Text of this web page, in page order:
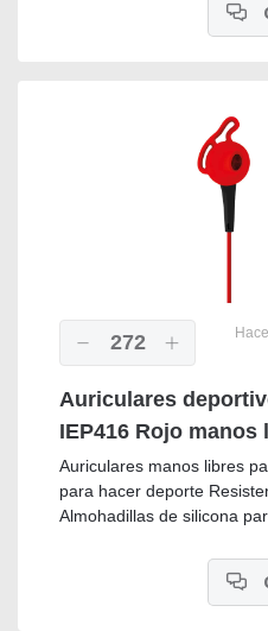
272
Auriculares
IEP416 Rojo manos
Auriculares manos libres
para hacer deporte
Almohadillas de silicona